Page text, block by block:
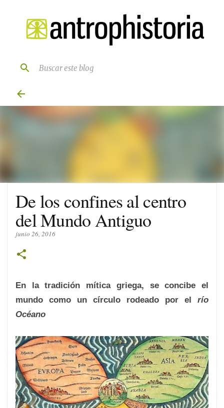
Ir al contenido principal
De los confines al centro
del Mundo Antiguo
junio 26, 2016
En la tradición mítica griega, se concibe el
mundo como un círculo rodeado por el río
Océano